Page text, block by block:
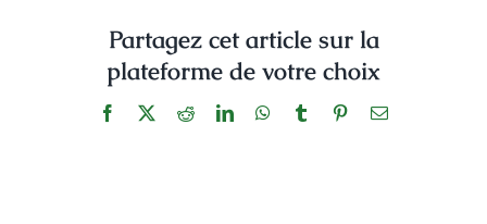
les
couper
Partagez cet article sur la
plateforme de votre choix
Facebook RedditLinkedInWhatsApp
Tumblr PinterestEmail